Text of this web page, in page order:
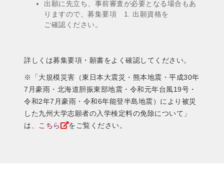
出願に先立ち、事前審査が必要となる場合もあ
りますので、募集要項 1. 出願資格を
ご確認ください。
詳しくは募集要項・願書をよく確認してください。
※「大規模災害（東日本大震災・熊本地震・平成30年
7月豪雨・北海道胆振東部地震・令和元年台風19号・
令和2年7月豪雨・令和6年能登半島地震）により被災
した九州大学志願者の入学検定料の免除について」
は、
こちら をご覧ください。